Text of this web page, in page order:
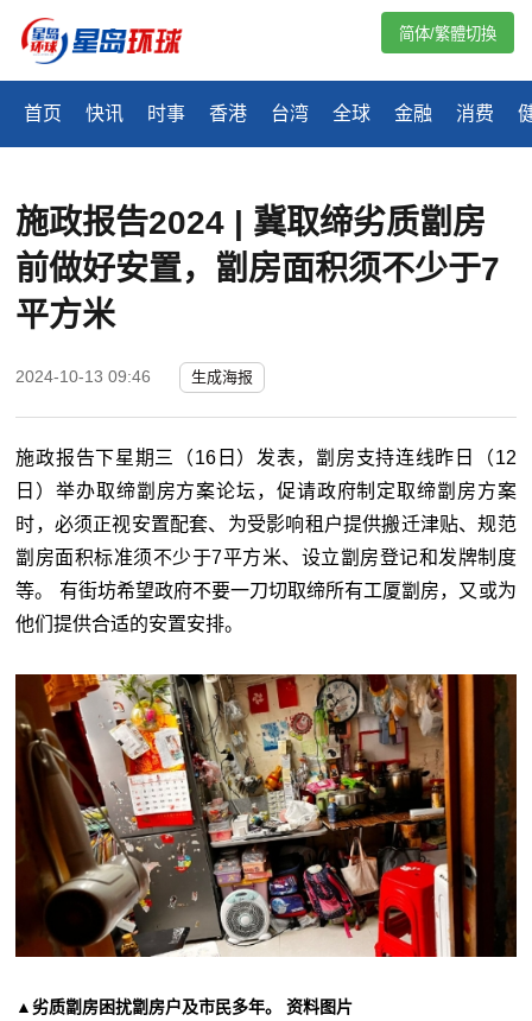
首页 快讯 时事 香港 台湾 全球 金融 消费
简体/繁體切換
施政报告2024 | 冀取缔劣质劏房
前做好安置，劏房面积须不少于7
平方米
2024-10-13 09:46 生成海报
施政报告下星期三（16日）发表，劏房支持连线昨日（12
日）举办取缔劏房方案论坛，促请政府制定取缔劏房方案
时，必须正视安置配套、为受影响租户提供搬迁津贴、规范
劏房面积标准须不少于7平方米、设立劏房登记和发牌制度
等。 有街坊希望政府不要一刀切取缔所有工厦劏房，又或为
他们提供合适的安置安排。
▲劣质劏房困扰劏房户及市民多年。 资料图片